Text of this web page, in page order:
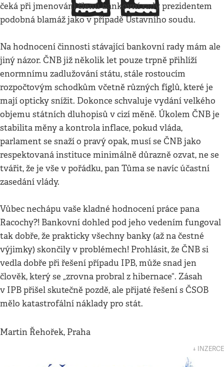
čeká při jmenování členů bankovní rady prezidentem
podobná blamáž jako v případě Ústavního soudu.
Na hodnocení činnosti stávající bankovní rady mám ale
jiný názor. ČNB již několik let pouze trpně přihlíží
enormnímu zadlužování státu, stále rostoucím
rozpočtovým schodkům včetně různých fíglů, které je
mají opticky snížit. Dokonce schvaluje vydání velkého
objemu státních dluhopisů v cizí měně. Úkolem ČNB je
stabilita měny a kontrola inflace, pokud vláda,
parlament se snaží o pravý opak, musí se ČNB jako
respektovaná instituce minimálně důrazně ozvat, ne se
tvářit, že je vše v pořádku, pan Tůma se navíc účastní
zasedání vlády.
Vůbec nechápu vaše kladné hodnocení práce pana
Racochy?! Bankovní dohled pod jeho vedením fungoval
tak dobře, že prakticky všechny banky (až na čestné
výjimky) skončily v problémech! Prohlásit, že ČNB si
vedla dobře při řešení případu IPB, může snad jen
člověk, který se „zrovna probral z hibernace“. Zásah
v IPB přišel skutečně pozdě, ale přijaté řešení s ČSOB
mělo katastrofální náklady pro stát.
Martin Řehořek, Praha
↓ INZERCE